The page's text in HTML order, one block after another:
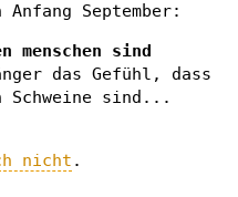
September:
menschen sind
das Gefühl, dass
Schweine sind...
nicht .